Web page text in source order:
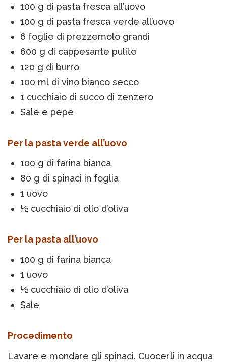
100 g di pasta fresca all’uovo
100 g di pasta fresca verde all’uovo
6 foglie di prezzemolo grandi
600 g di cappesante pulite
120 g di burro
100 ml di vino bianco secco
1 cucchiaio di succo di zenzero
Sale e pepe
Per la pasta verde all’uovo
100 g di farina bianca
80 g di spinaci in foglia
1 uovo
½ cucchiaio di olio d’oliva
Per la pasta all’uovo
100 g di farina bianca
1 uovo
½ cucchiaio di olio d’oliva
Sale
Procedimento
Lavare e mondare gli spinaci. Cuocerli in acqua